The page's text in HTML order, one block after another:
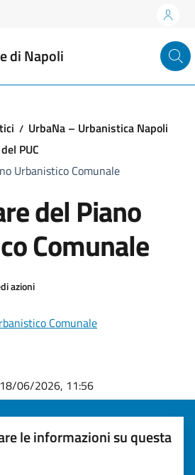
di Napoli
UrbaNa – Urbanistica Napoli
PUC
Urbanistico Comunale
del Piano
Comunale
azioni
Comunale
18/06/2026, 11:56
le informazioni su questa